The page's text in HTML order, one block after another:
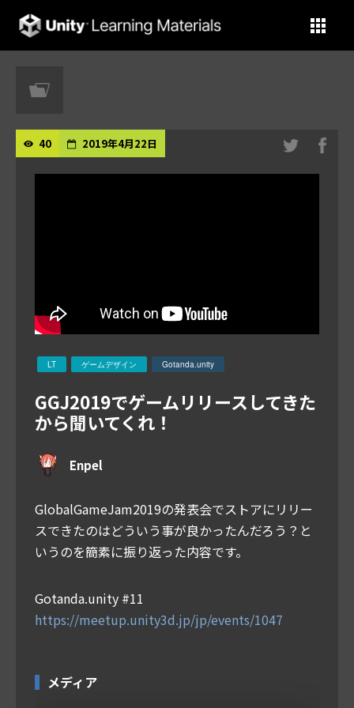
Unity Learning Materials
40 2019年4月22日
LT ゲームデザイン Gotanda.unity
GGJ2019でゲームリリースしてきた
から聞いてくれ！
Enpel
GlobalGameJam2019の発表会でストアにリリー
スできたのはどういう事が良かったんだろう？と
いうのを簡素に振り返った内容です。
Gotanda.unity #11
https://meetup.unity3d.jp/jp/events/1047
メディア